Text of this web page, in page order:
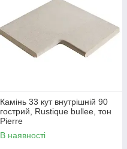
Камінь 33 кут внутрішній 90
гострий, Rustique bullee, тон
Pierre
В наявності